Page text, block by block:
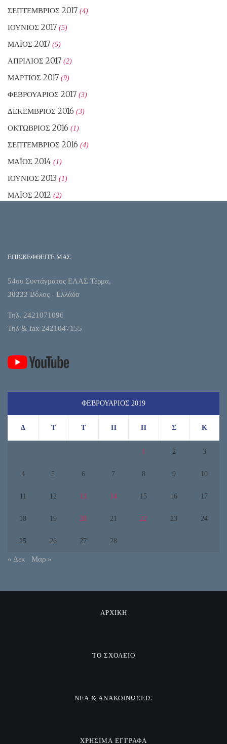
ΣΕΠΤΈΜΒΡΙΟΣ 2017 (4)
ΙΟΎΝΙΟΣ 2017 (5)
ΜΆΙΟΣ 2017 (5)
ΑΠΡΊΛΙΟΣ 2017 (2)
ΜΆΡΤΙΟΣ 2017 (9)
ΦΕΒΡΟΥΆΡΙΟΣ 2017 (3)
ΔΕΚΈΜΒΡΙΟΣ 2016 (3)
ΟΚΤΏΒΡΙΟΣ 2016 (1)
ΣΕΠΤΈΜΒΡΙΟΣ 2016 (4)
ΜΆΙΟΣ 2014 (1)
ΙΟΎΝΙΟΣ 2013 (1)
ΜΆΙΟΣ 2012 (2)
ΕΠΙΣΚΕΦΘΕΙΤΕ ΜΑΣ
54ου Συντάγματος ΕΛΑΣ Τέρμα,
38333 Βόλος - Ελλάδα
Τηλ. 2421071096
Τηλ & fax 2421047155
ΦΕΒΡΟΥΆΡΙΟΣ 2019
Δ Τ Τ Π Π Σ Κ
1 2 3
4 5 6 7 8 9 10
11 12 13 14 15 16 17
18 19 20 21 22 23 24
25 26 27 28
« Δεκ Μαρ »
ΑΡΧΙΚΗ
ΤΟ ΣΧΟΛΕΙΟ
ΝΕΑ & ΑΝΑΚΟΙΝΩΣΕΙΣ
ΧΡΗΣΙΜΑ ΕΓΓΡΑΦΑ